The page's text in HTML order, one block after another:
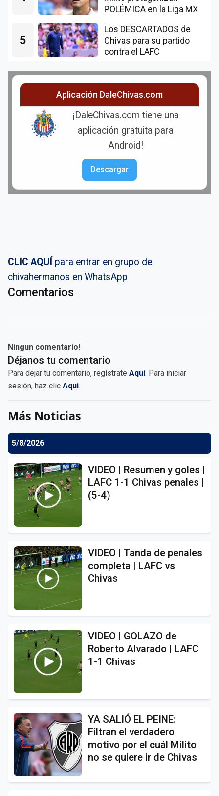
POLÉMICA en la Liga MX
5
Los DESCARTADOS de
Chivas para su partido
contra el LAFC
Aplicación DaleChivas.com
¡DaleChivas.com tiene una
aplicación gratuita para
Android!
Descargar
CLIC AQUÍ para entrar en grupo de
chivahermanos en WhatsApp
Comentarios
Ningun comentario!
Déjanos tu comentario
Para dejar tu comentario, regístrate Aqui. Para iniciar
sesión, haz clic Aqui.
Más Noticias
5/8/2026
VIDEO | Resumen y goles |
LAFC 1-1 Chivas penales |
(5-4)
VIDEO | Tanda de penales
completa | LAFC vs
Chivas
VIDEO | GOLAZO de
Roberto Alvarado | LAFC
1-1 Chivas
YA SALIÓ EL PEINE:
Filtran el verdadero
motivo por el cuál Milito
no se quiere ir de Chivas